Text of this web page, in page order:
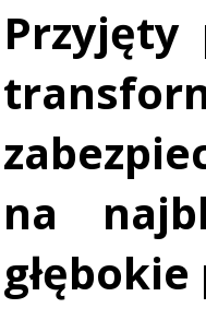
Przyjęty
na